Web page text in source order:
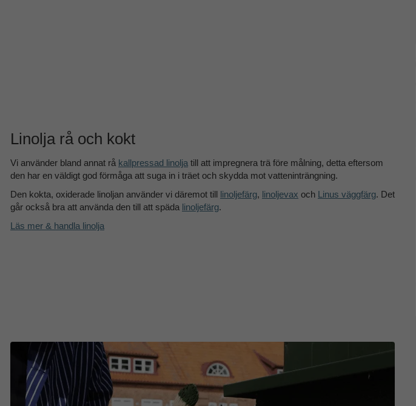
Linolja rå och kokt
Vi använder bland annat rå kallpressad linolja till att impregnera trä före målning, detta eftersom
den har en väldigt god förmåga att suga in i träet och skydda mot vatteninträngning.
Den kokta, oxiderade linoljan använder vi däremot till linoljefärg, linoljevax och Linus väggfärg. Det
går också bra att använda den till att späda linoljefärg.
Läs mer & handla linolja